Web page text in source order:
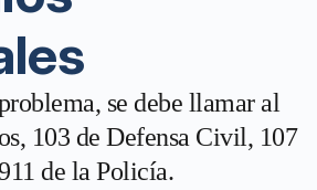
se debe llamar al
103 de Defensa Civil, 107
de la Policía.